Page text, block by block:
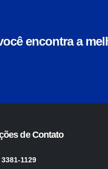
encontra a
de Contato
1129